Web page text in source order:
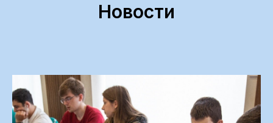
Новости